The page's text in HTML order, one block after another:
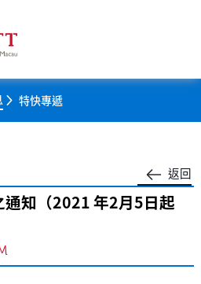
特快專遞
返回
知（2021 年2月5日起